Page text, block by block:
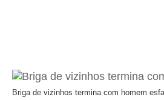
Briga de vizinhos termina com homem